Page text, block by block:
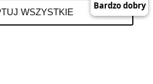
FIRMIEWSZYSTKIE